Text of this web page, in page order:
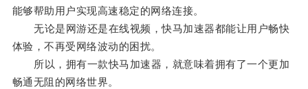
能够帮助用户实现高速稳定的网络连接。
无论是网游还是在线视频，快马加速器都能让用户畅快
体验，不再受网络波动的困扰。
所以，拥有一款快马加速器，就意味着拥有了一个更加
畅通无阻的网络世界。